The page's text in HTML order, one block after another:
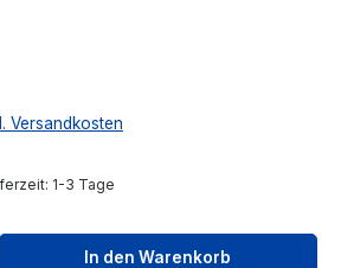
Versandkosten
1-3 Tage
Gib den
In den Warenkorb